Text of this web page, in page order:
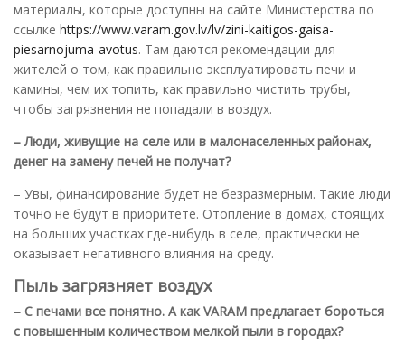
материалы, которые доступны на сайте Министерства по
ссылке https://www.varam.gov.lv/lv/zini-kaitigos-gaisa-
piesarnojuma-avotus. Там даются рекомендации для
жителей о том, как правильно эксплуатировать печи и
камины, чем их топить, как правильно чистить трубы,
чтобы загрязнения не попадали в воздух.
– Люди, живущие на селе или в малонаселенных районах,
денег на замену печей не получат?
– Увы, финансирование будет не безразмерным. Такие люди
точно не будут в приоритете. Отопление в домах, стоящих
на больших участках где-нибудь в селе, практически не
оказывает негативного влияния на среду.
Пыль загрязняет воздух
– С печами все понятно. А как VARAM предлагает бороться
с повышенным количеством мелкой пыли в городах?